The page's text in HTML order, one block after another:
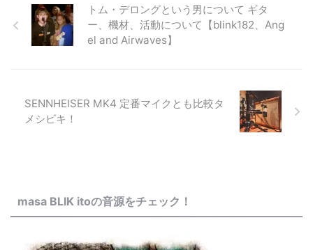
トム・デロングという男について ギタ
ー、機材、活動について【blink182、Ang
el and Airwaves】
SENNHEISER MK4 定番マイクとも比較タ
メシビキ！
masa BLIK itoの音源をチェック！